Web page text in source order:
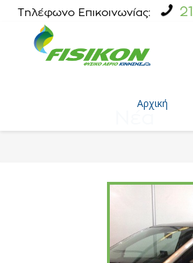
Τηλέφωνο Επικοινωνίας:
Αρχική